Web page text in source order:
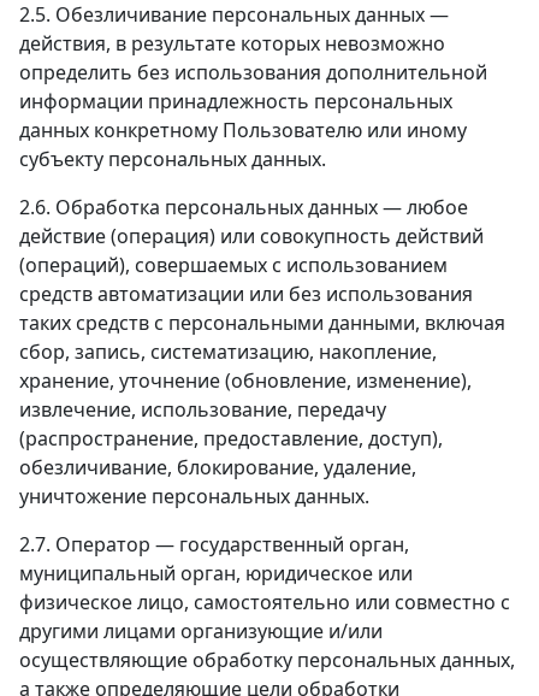
2.5. Обезличивание персональных данных —
действия, в результате которых невозможно
определить без использования дополнительной
информации принадлежность персональных
данных конкретному Пользователю или иному
субъекту персональных данных.
2.6. Обработка персональных данных — любое
действие (операция) или совокупность действий
(операций), совершаемых с использованием
средств автоматизации или без использования
таких средств с персональными данными, включая
сбор, запись, систематизацию, накопление,
хранение, уточнение (обновление, изменение),
извлечение, использование, передачу
(распространение, предоставление, доступ),
обезличивание, блокирование, удаление,
уничтожение персональных данных.
2.7. Оператор — государственный орган,
муниципальный орган, юридическое или
физическое лицо, самостоятельно или совместно с
другими лицами организующие и/или
осуществляющие обработку персональных данных,
а также определяющие цели обработки